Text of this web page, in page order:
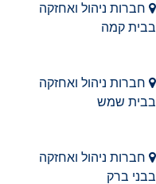
חברות ניהול ואחזקה
בבית קמה
חברות ניהול ואחזקה
בבית שמש
חברות ניהול ואחזקה
בבני ברק